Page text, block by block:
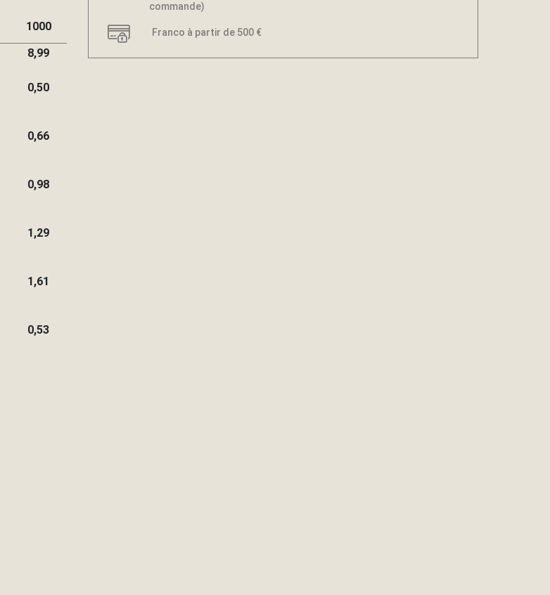
1000
8,99
0,50
0,66
0,98
1,29
1,61
0,53
commande)
Franco à partir de 500 €